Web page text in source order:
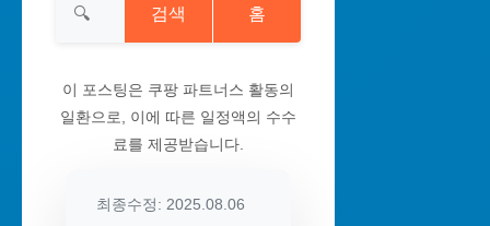
검색 홈
이 포스팅은 쿠팡 파트너스 활동의
일환으로, 이에 따른 일정액의 수수
료를 제공받습니다.
최종수정: 2025.08.06